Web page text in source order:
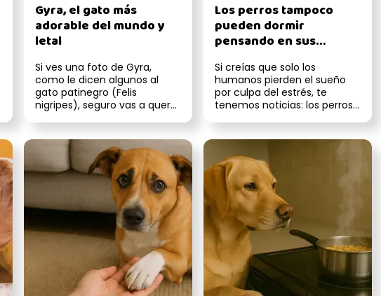
Gyra, el gato más
adorable del mundo y
letal
Si ves una foto de Gyra,
como le dicen algunos al
gato patinegro (Felis
nigripes), seguro vas a querer
Los perros tampoco
pueden dormir
pensando en sus
problemas, según
estudios
Si creías que solo los
humanos pierden el sueño
por culpa del estrés, te
tenemos noticias: los perros